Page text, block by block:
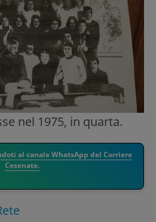
nel 1975, in quarta.
al canale WhatsApp del Corriere
Cesenate.